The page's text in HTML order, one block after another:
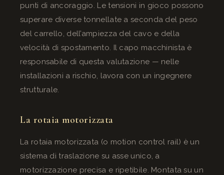
punti di ancoraggio. Le tensioni in gioco possono
superare diverse tonnellate a seconda del peso
del carrello, dell’ampiezza del cavo e della
velocità di spostamento. Il capo macchinista è
responsabile di questa valutazione — nelle
installazioni a rischio, lavora con un ingegnere
strutturale.
La rotaia motorizzata
La rotaia motorizzata (o motion control rail) è un
sistema di traslazione su asse unico, a
motorizzazione precisa e ripetibile. Montata su un